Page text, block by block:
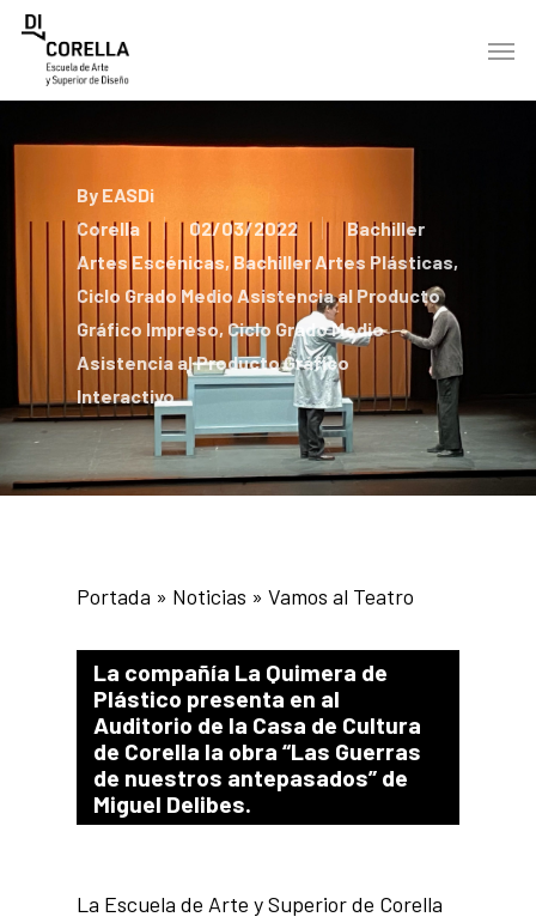
Skip
Menu
By EASDi
Corella
02/03/2022
Bachiller
Artes Escénicas, Bachiller Artes Plásticas,
Ciclo Grado Medio Asistencia al Producto
Gráfico Impreso, Ciclo Grado Medio
Asistencia al Producto Gráfico
Interactivo
Portada » Noticias » Vamos al Teatro
La compañía La Quimera de
Plástico presenta en al
Auditorio de la Casa de Cultura
de Corella la obra “Las Guerras
de nuestros antepasados” de
Miguel Delibes.
La Escuela de Arte y Superior de Corella